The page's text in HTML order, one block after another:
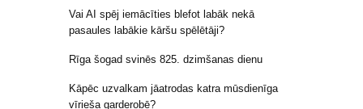
Vai AI spēj iemācīties blefot labāk nekā
pasaules labākie kāršu spēlētāji?
Rīga šogad svinēs 825. dzimšanas dienu
Kāpēc uzvalkam jāatrodas katra mūsdienīga
vīrieša garderobē?